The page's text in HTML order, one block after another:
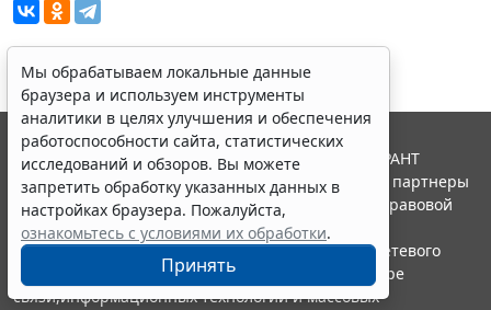
Мы обрабатываем локальные данные
браузера и используем инструменты
аналитики в целях улучшения и обеспечения
работоспособности сайта, статистических
исследований и обзоров. Вы можете
запретить обработку указанных данных в
настройках браузера. Пожалуйста,
ознакомьтесь с условиями их обработки.
Принять
© ООО "НПП "ГАРАНТ-СЕРВИС", 2026. Система ГАРАНТ
выпускается с 1990 года. Компания "Гарант" и ее партнеры
являются участниками Российской ассоциации правовой
информации ГАРАНТ.
Портал ГАРАНТ.РУ зарегистрирован в качестве сетевого
издания Федеральной службой по надзору в сфере
связи,информационных технологий и массовых